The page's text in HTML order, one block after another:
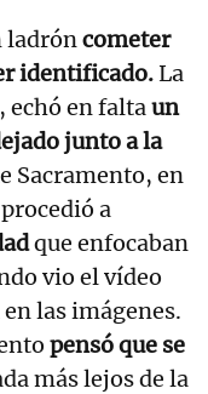
ladróncometer
identificado.La
echó en faltaun
junto a la
Sacramento, en
a
que enfocaban
vio el vídeo
las imágenes.
pensó que se
más lejos de la